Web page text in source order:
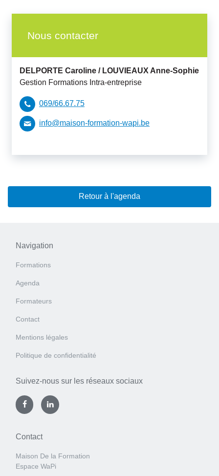
Nous contacter
DELPORTE Caroline / LOUVIEAUX Anne-Sophie
Gestion Formations Intra-entreprise
069/66.67.75
info@maison-formation-wapi.be
Retour à l'agenda
Navigation
Formations
Agenda
Formateurs
Contact
Mentions légales
Politique de confidentialité
Suivez-nous sur les réseaux sociaux
Contact
Maison De la Formation
Espace WaPi